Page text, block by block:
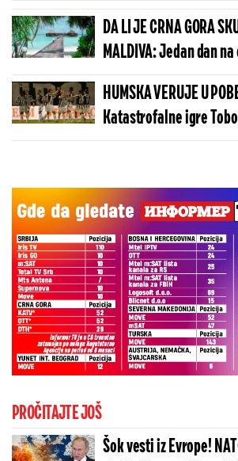
Ukrajine!
DA LI JE CRNA GORA
MALDIVA: Jedan dan
može da košta manje
HUMSKA VERUJE U
Katastrofalne igre
ulivaju samopouzdanje
PROČITAJTE JOŠ
Šok vesti iz Evrope!